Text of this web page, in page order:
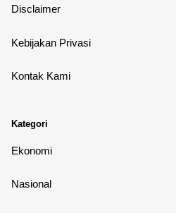
Disclaimer
Kebijakan Privasi
Kontak Kami
Kategori
Ekonomi
Nasional